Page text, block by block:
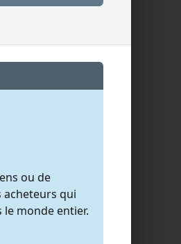
ou de
acheteurs qui
le monde entier.